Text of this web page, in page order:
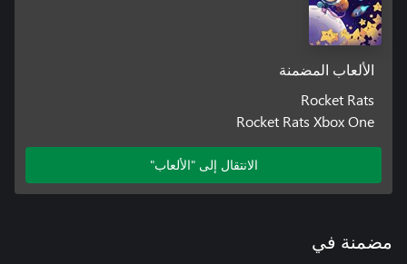
الألعاب المضمنة
Rocket Rats
Rocket Rats Xbox One
الانتقال إلى "الألعاب"
مضمنة في